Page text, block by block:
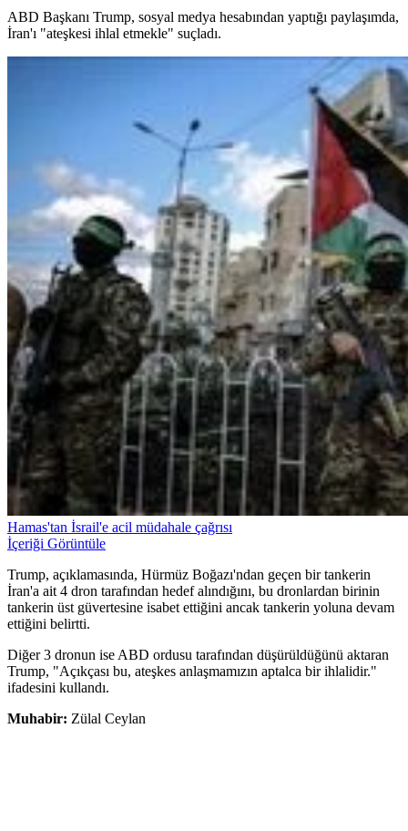
ABD Başkanı Trump, sosyal medya hesabından yaptığı paylaşımda,
İran'ı "ateşkesi ihlal etmekle" suçladı.
Hamas'tan İsrail'e acil müdahale çağrısı
İçeriği Görüntüle
Trump, açıklamasında, Hürmüz Boğazı'ndan geçen bir tankerin
İran'a ait 4 dron tarafından hedef alındığını, bu dronlardan birinin
tankerin üst güvertesine isabet ettiğini ancak tankerin yoluna devam
ettiğini belirtti.
Diğer 3 dronun ise ABD ordusu tarafından düşürüldüğünü aktaran
Trump, "Açıkçası bu, ateşkes anlaşmamızın aptalca bir ihlalidir."
ifadesini kullandı.
Muhabir: Zülal Ceylan